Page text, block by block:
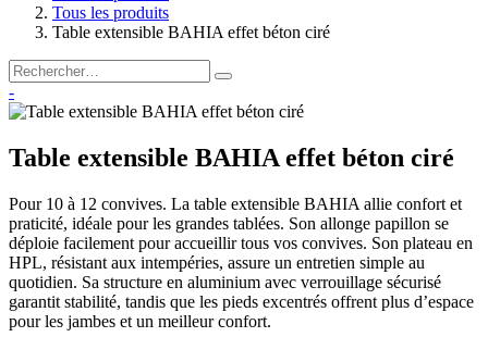
Tous les produits
Table extensible BAHIA effet béton ciré
-
Table extensible BAHIA effet béton ciré
Pour 10 à 12 convives. La table extensible BAHIA allie confort et
praticité, idéale pour les grandes tablées. Son allonge papillon se
déploie facilement pour accueillir tous vos convives. Son plateau en
HPL, résistant aux intempéries, assure un entretien simple au
quotidien. Sa structure en aluminium avec verrouillage sécurisé
garantit stabilité, tandis que les pieds excentrés offrent plus d’espace
pour les jambes et un meilleur confort.